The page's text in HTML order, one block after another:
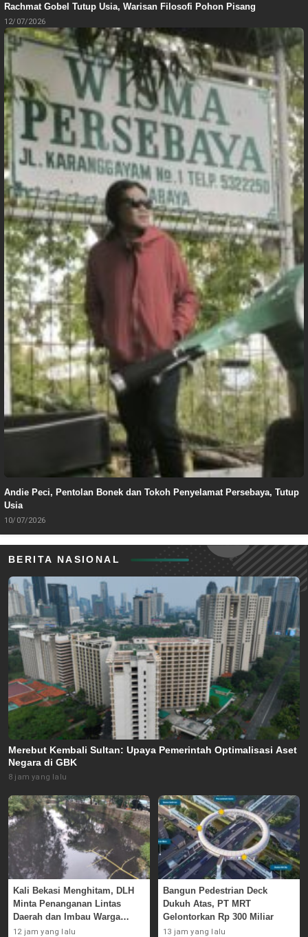
Rachmat Gobel Tutup Usia, Warisan Filosofi Pohon Pisang
12/07/2026
Andie Peci, Pentolan Bonek dan Tokoh Penyelamat Persebaya, Tutup
Usia
10/07/2026
BERITA NASIONAL
Merebut Kembali Sultan: Upaya Pemerintah Optimalisasi Aset
Negara di GBK
8 jam yang lalu
Kali Bekasi Menghitam, DLH
Minta Penanganan Lintas
Daerah dan Imbau Warga
Waspada
12 jam yang lalu
Bangun Pedestrian Deck
Dukuh Atas, PT MRT
Gelontorkan Rp 300 Miliar
13 jam yang lalu